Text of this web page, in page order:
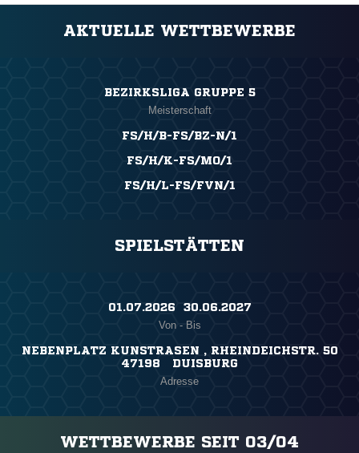
AKTUELLE WETTBEWERBE
BEZIRKSLIGA GRUPPE 5
Meisterschaft
FS/H/B-FS/BZ-N/1
FS/H/K-FS/MO/1
FS/H/L-FS/FVN/1
SPIELSTÄTTEN
01.07.2026 ​ 30.06.2027
Von - Bis
NEBENPLATZ KUNSTRASEN , RHEINDEICHSTR. 50
47198 DUISBURG
Adresse
WETTBEWERBE SEIT 03/04